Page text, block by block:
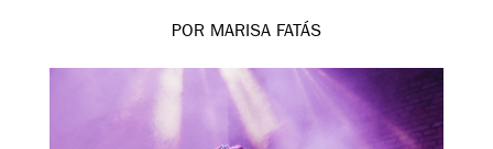
POR MARISA FATÁS